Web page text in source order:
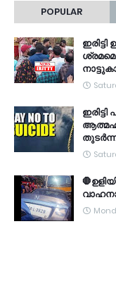
POPULAR